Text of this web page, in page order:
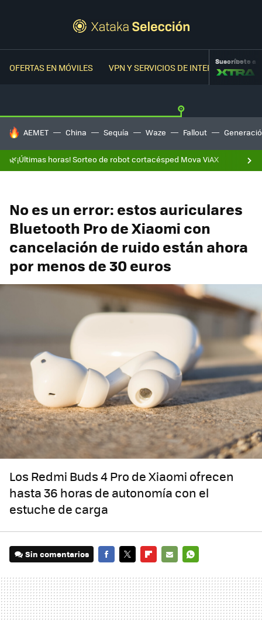
OFERTAS EN MÓVILES VPN Y SERVICIOS DE INTERNETSuscríbete a
HOY SE HABLA DE
AEMET China Sequía Waze Fallout
🌿¡Últimas horas! Sorteo de robot cortacésped Mova ViAX
No es un error: estos auriculares
Bluetooth Pro de Xiaomi con
cancelación de ruido están ahora
por menos de 30 euros
Los Redmi Buds 4 Pro de Xiaomi ofrecen
hasta 36 horas de autonomía con el
estuche de carga
Sin comentarios
MAIL